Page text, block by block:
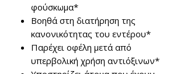
φούσκωμα*
Βοηθά στη διατήρηση της
κανονικότητας του εντέρου*
Παρέχει οφέλη μετά από
υπερβολική χρήση αντιόξινων*